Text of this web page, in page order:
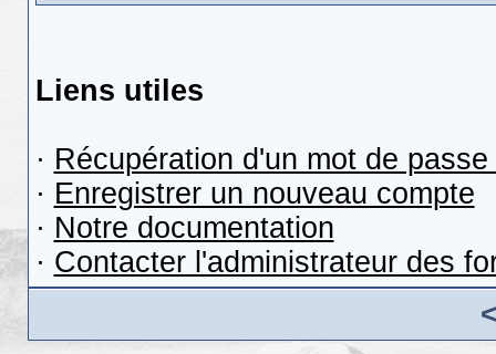
Liens utiles
· Récupération d'un mot de passe
· Enregistrer un nouveau compte
· Notre documentation
· Contacter l'administrateur des